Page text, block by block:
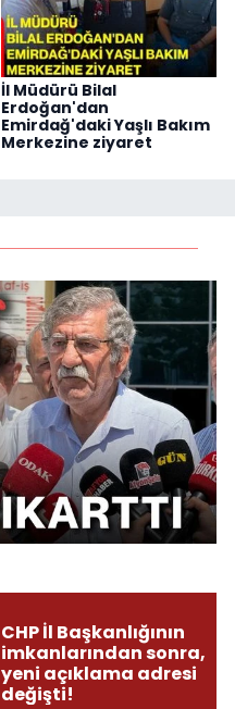
İl Müdürü Bilal
Erdoğan'dan
Emirdağ'daki Yaşlı Bakım
Merkezine ziyaret
CHP İl Başkanlığının
imkanlarından sonra,
yeni açıklama adresi
değişti!